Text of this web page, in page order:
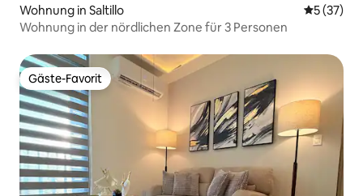
Wohnung in Saltillo
5 (37)
Wohnung in der nördlichen Zone für 3 Personen
Gäste-Favorit
Gäste-Favorit